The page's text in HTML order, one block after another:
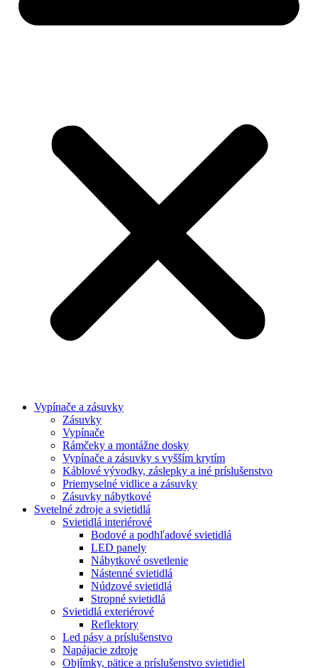
Vypínače a zásuvky
Zásuvky
Vypínače
Rámčeky a montážne dosky
Vypínače a zásuvky s vyšším krytím
Káblové vývodky, záslepky a iné príslušenstvo
Priemyselné vidlice a zásuvky
Zásuvky nábytkové
Svetelné zdroje a svietidlá
Svietidlá interiérové
Bodové a podhľadové svietidlá
LED panely
Nábytkové osvetlenie
Nástenné svietidlá
Núdzové svietidlá
Stropné svietidlá
Svietidlá exteriérové
Reflektory
Led pásy a príslušenstvo
Napájacie zdroje
Objímky, pätice a príslušenstvo svietidiel